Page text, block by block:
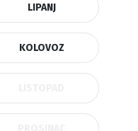
LIPANJ
KOLOVOZ